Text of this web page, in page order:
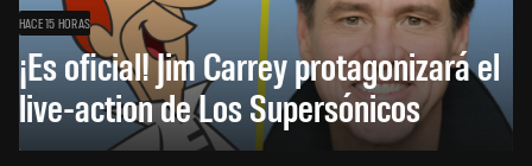
HACE 15 HORAS
¡Es oficial! Jim Carrey protagonizará el
live-action de Los Supersónicos